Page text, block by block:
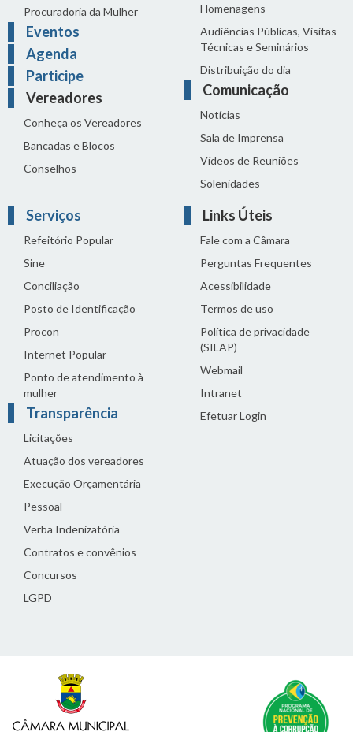
Procuradoria da Mulher
Eventos
Agenda
Participe
Vereadores
Conheça os Vereadores
Bancadas e Blocos
Conselhos
Homenagens
Audiências Públicas, Visitas
Técnicas e Seminários
Distribuição do dia
Comunicação
Notícias
Sala de Imprensa
Vídeos de Reuniões
Solenidades
Serviços
Refeitório Popular
Sine
Conciliação
Posto de Identificação
Procon
Internet Popular
Ponto de atendimento à
mulher
Transparência
Licitações
Atuação dos vereadores
Execução Orçamentária
Pessoal
Verba Indenizatória
Contratos e convênios
Concursos
LGPD
Links Úteis
Fale com a Câmara
Perguntas Frequentes
Acessibilidade
Termos de uso
Política de privacidade
(SILAP)
Webmail
Intranet
Efetuar Login